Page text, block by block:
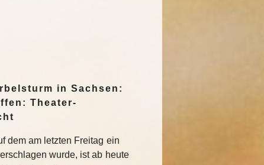
in Sachsen:
Theater-
dem am letzten Freitag ein
wurde, ist ab heute